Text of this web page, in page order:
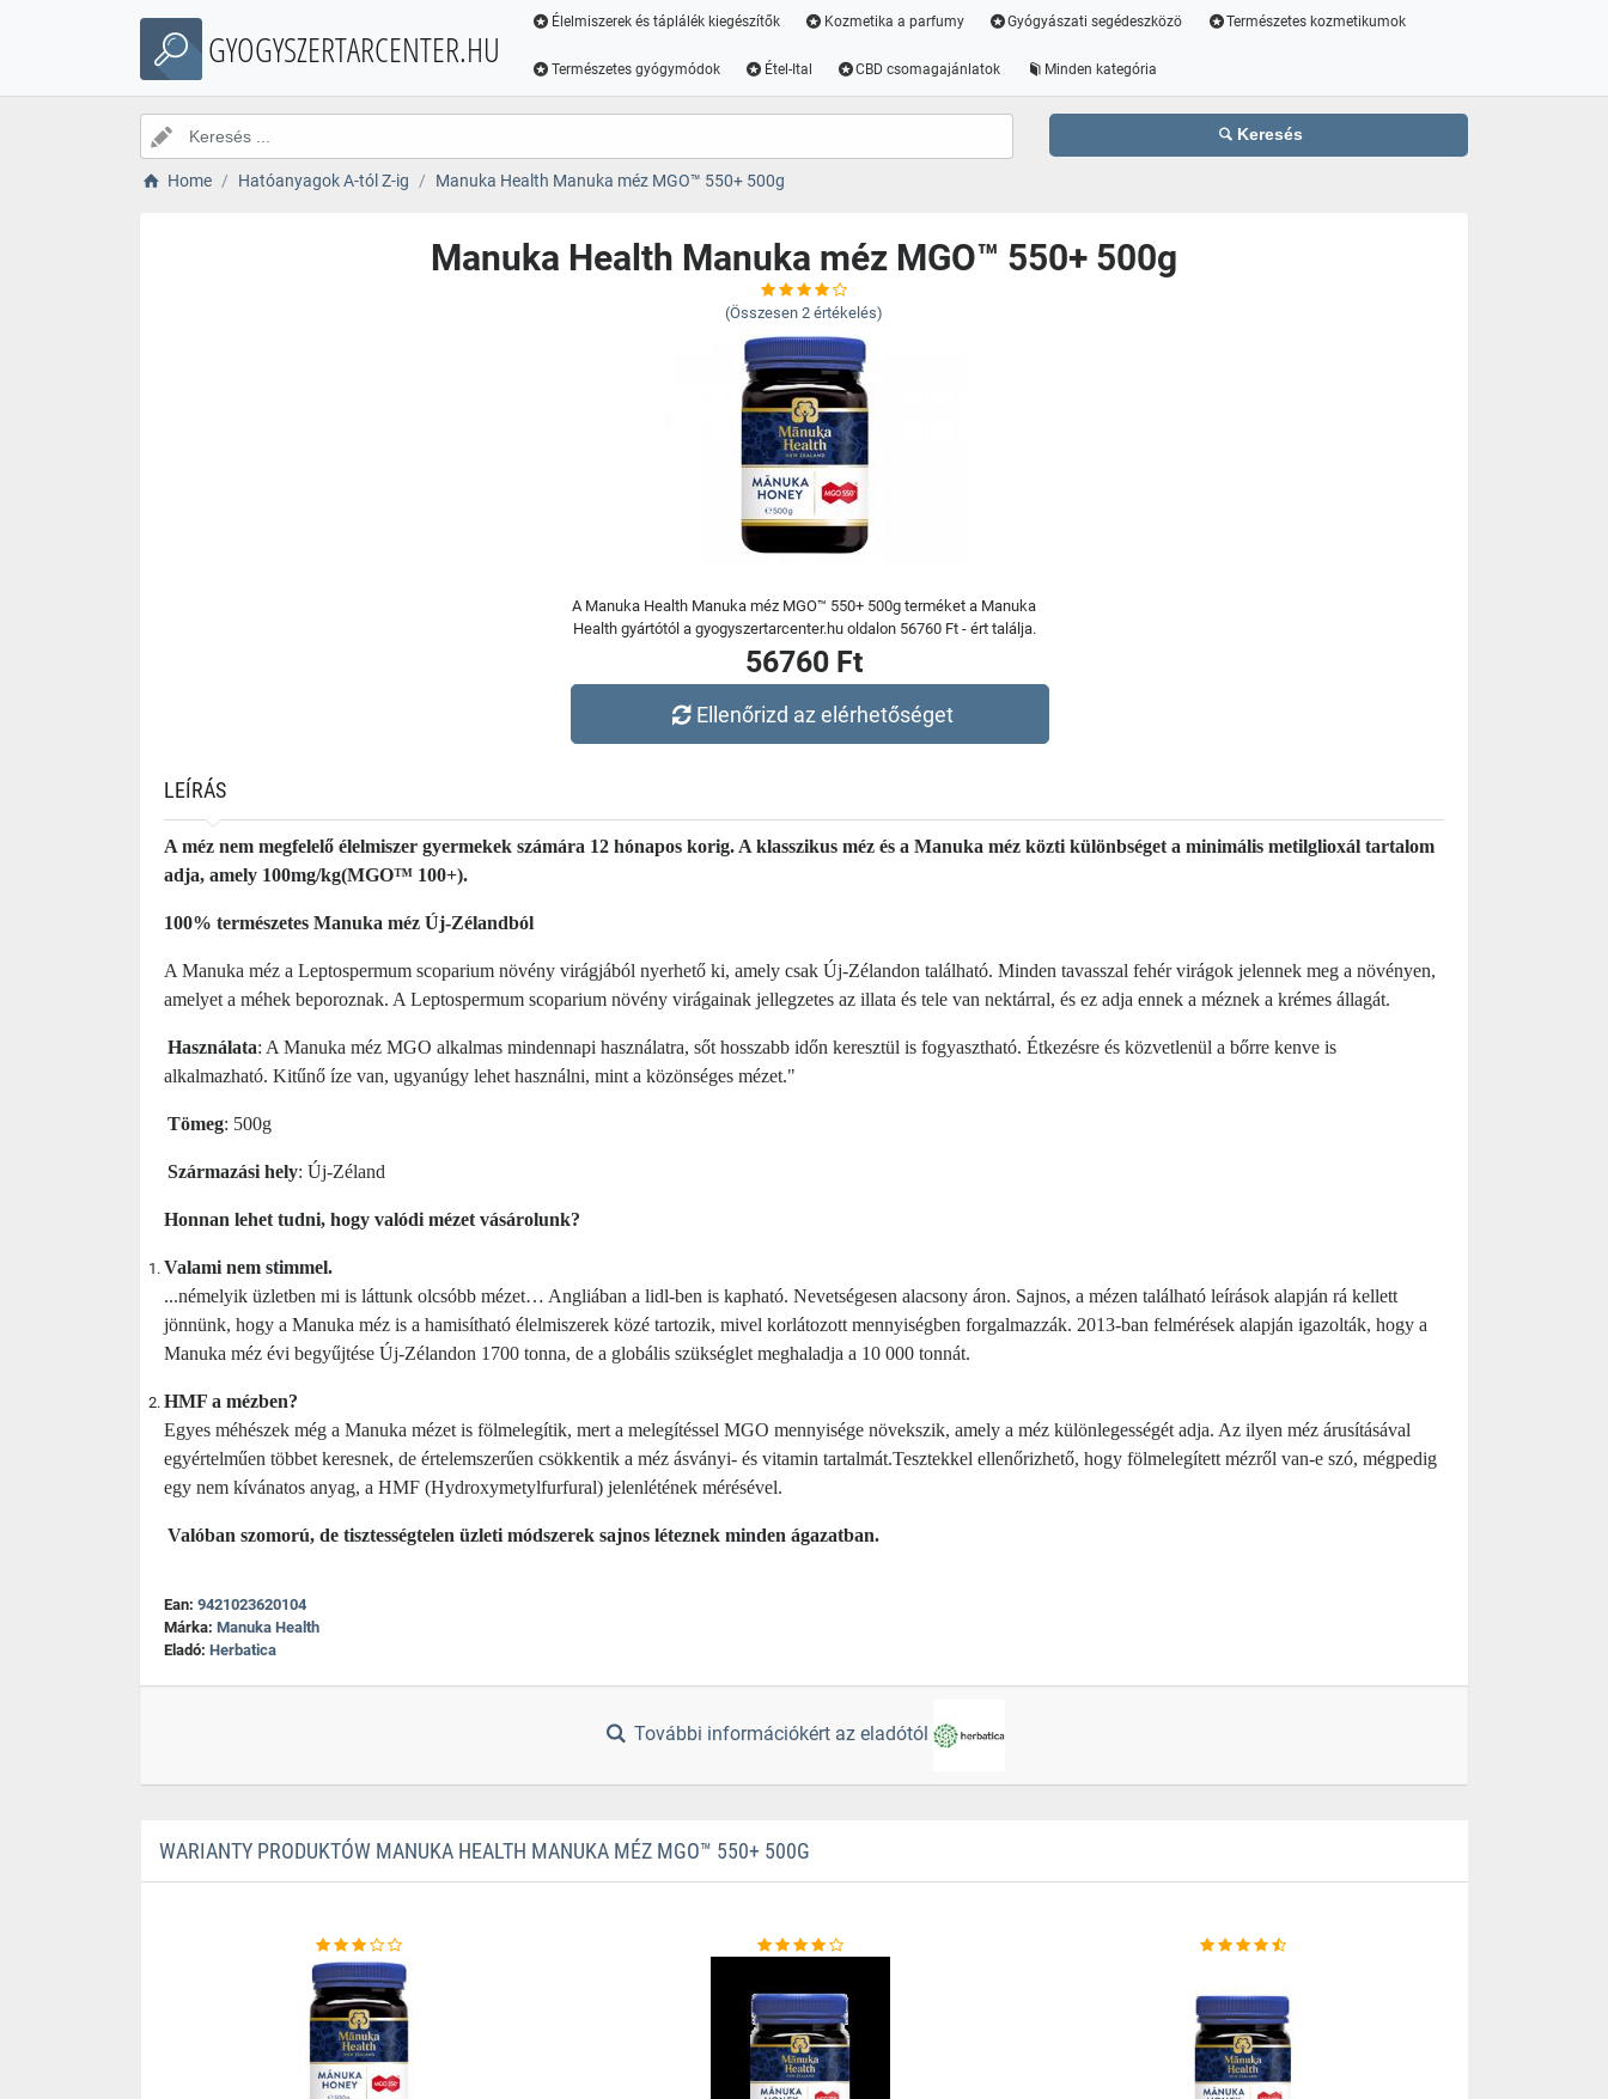
GYOGYSZERTARCENTER.HU
Élelmiszerek és táplálék kiegészítők Kozmetika a parfumy Gyógyászati segédeszközö Természetes kozmetikumok
Természetes gyógymódok Étel-Ital CBD csomagajánlatok Minden kategória
Keresés
Home Hatóanyagok A-tól Z-ig Manuka Health Manuka méz MGO™ 550+ 500g
Manuka Health Manuka méz MGO™ 550+ 500g
(Összesen 2 értékelés)
A Manuka Health Manuka méz MGO™ 550+ 500g terméket a Manuka
Health gyártótól a gyogyszertarcenter.hu oldalon 56760 Ft - ért találja.
56760 Ft
Ellenőrizd az elérhetőséget
LEÍRÁS
A méz nem megfelelő élelmiszer gyermekek számára 12 hónapos korig. A klasszikus méz és a Manuka méz közti különbséget a minimális metilglioxál tartalom
adja, amely 100mg/kg(MGO™ 100+).
100% természetes Manuka méz Új-Zélandból
A Manuka méz a Leptospermum scoparium növény virágjából nyerhető ki, amely csak Új-Zélandon található. Minden tavasszal fehér virágok jelennek meg a növényen,
amelyet a méhek beporoznak. A Leptospermum scoparium növény virágainak jellegzetes az illata és tele van nektárral, és ez adja ennek a méznek a krémes állagát.
Használata: A Manuka méz MGO alkalmas mindennapi használatra, sőt hosszabb időn keresztül is fogyasztható. Étkezésre és közvetlenül a bőrre kenve is
alkalmazható. Kitűnő íze van, ugyanúgy lehet használni, mint a közönséges mézet."
Tömeg: 500g
Származási hely: Új-Zéland
Honnan lehet tudni, hogy valódi mézet vásárolunk?
Valami nem stimmel.
...némelyik üzletben mi is láttunk olcsóbb mézet… Angliában a lidl-ben is kapható. Nevetségesen alacsony áron. Sajnos, a mézen található leírások alapján rá kellett
jönnünk, hogy a Manuka méz is a hamisítható élelmiszerek közé tartozik, mivel korlátozott mennyiségben forgalmazzák. 2013-ban felmérések alapján igazolták, hogy a
Manuka méz évi begyűjtése Új-Zélandon 1700 tonna, de a globális szükséglet meghaladja a 10 000 tonnát.
HMF a mézben?
Egyes méhészek még a Manuka mézet is fölmelegítik, mert a melegítéssel MGO mennyisége növekszik, amely a méz különlegességét adja. Az ilyen méz árusításával
egyértelműen többet keresnek, de értelemszerűen csökkentik a méz ásványi- és vitamin tartalmát.Tesztekkel ellenőrizhető, hogy fölmelegített mézről van-e szó, mégpedig
egy nem kívánatos anyag, a HMF (Hydroxymetylfurfural) jelenlétének mérésével.
Valóban szomorú, de tisztességtelen üzleti módszerek sajnos léteznek minden ágazatban.
Ean: 9421023620104
Márka: Manuka Health
Eladó: Herbatica
További információkért az eladótól
WARIANTY PRODUKTÓW MANUKA HEALTH MANUKA MÉZ MGO™ 550+ 500G